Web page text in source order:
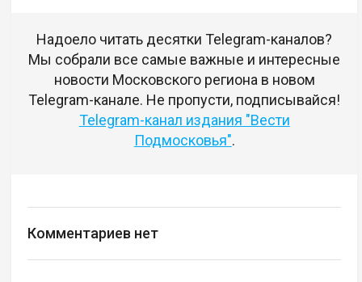
Надоело читать десятки Telegram-каналов?
Мы собрали все самые важные и интересные
новости Московского региона в новом
Telegram-канале. Не пропусти, подписывайся!
Telegram-канал издания "Вести
Подмосковья".
Комментариев нет